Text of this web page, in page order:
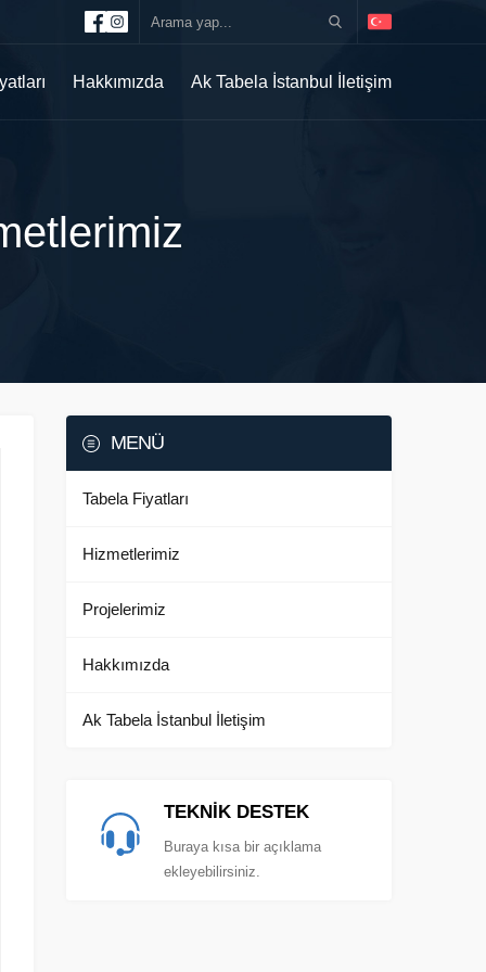
Hakkımızda Ak Tabela İstanbul İletişim
MENÜ
Tabela Fiyatları
Hizmetlerimiz
Projelerimiz
Hakkımızda
Ak Tabela İstanbul İletişim
TEKNİK DESTEK
Buraya kısa bir açıklama
ekleyebilirsiniz.